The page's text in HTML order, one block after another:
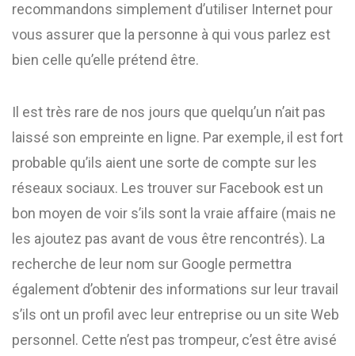
recommandons simplement d’utiliser Internet pour
vous assurer que la personne à qui vous parlez est
bien celle qu’elle prétend être.
Il est très rare de nos jours que quelqu’un n’ait pas
laissé son empreinte en ligne. Par exemple, il est fort
probable qu’ils aient une sorte de compte sur les
réseaux sociaux. Les trouver sur Facebook est un
bon moyen de voir s’ils sont la vraie affaire (mais ne
les ajoutez pas avant de vous être rencontrés). La
recherche de leur nom sur Google permettra
également d’obtenir des informations sur leur travail
s’ils ont un profil avec leur entreprise ou un site Web
personnel. Cette n’est pas trompeur, c’est être avisé